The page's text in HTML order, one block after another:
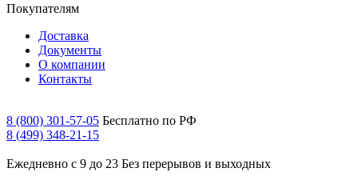
Покупателям
Доставка
Документы
О компании
Контакты
8 (800) 301-57-05 Бесплатно по РФ
8 (499) 348-21-15
Ежедневно с 9 до 23 Без перерывов и выходных